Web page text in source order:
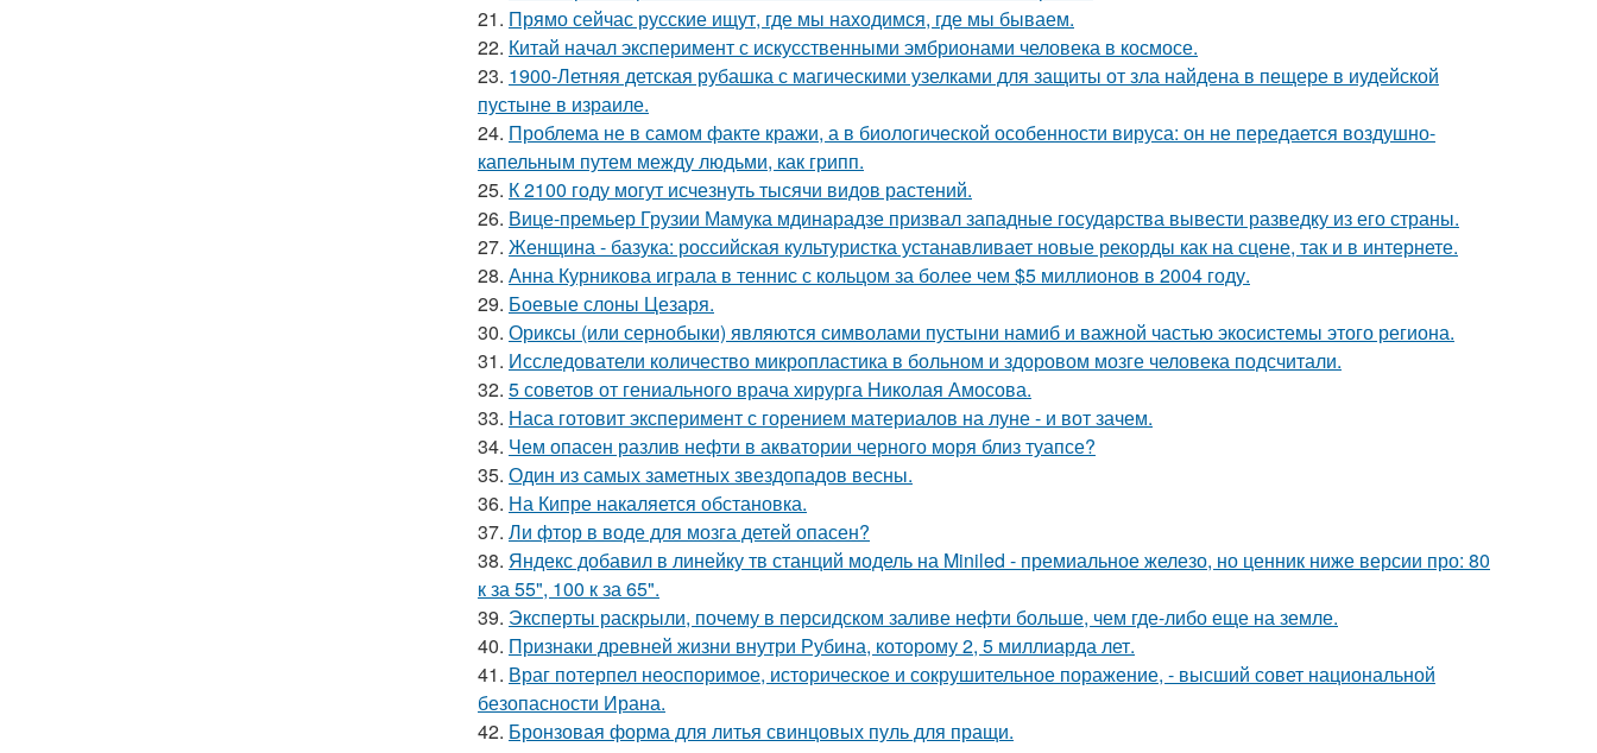
21. Прямо сейчас русские ищут, где мы находимся, где мы бываем.
22. Китай начал эксперимент с искусственными эмбрионами человека в космосе.
23. 1900-Летняя детская рубашка с магическими узелками для защиты от зла найдена в пещере в иудейской
пустыне в израиле.
24. Проблема не в самом факте кражи, а в биологической особенности вируса: он не передается воздушно-
капельным путем между людьми, как грипп.
25. К 2100 году могут исчезнуть тысячи видов растений.
26. Вице-премьер Грузии Мамука мдинарадзе призвал западные государства вывести разведку из его страны.
27. Женщина - базука: российская культуристка устанавливает новые рекорды как на сцене, так и в интернете.
28. Анна Курникова играла в теннис с кольцом за более чем $5 миллионов в 2004 году.
29. Боевые слоны Цезаря.
30. Ориксы (или сернобыки) являются символами пустыни намиб и важной частью экосистемы этого региона.
31. Исследователи количество микропластика в больном и здоровом мозге человека подсчитали.
32. 5 советов от гениального врача хирурга Николая Амосова.
33. Наса готовит эксперимент с горением материалов на луне - и вот зачем.
34. Чем опасен разлив нефти в акватории черного моря близ туапсе?
35. Один из самых заметных звездопадов весны.
36. На Кипре накаляется обстановка.
37. Ли фтор в воде для мозга детей опасен?
38. Яндекс добавил в линейку тв станций модель на Miniled - премиальное железо, но ценник ниже версии про: 80
к за 55", 100 к за 65".
39. Эксперты раскрыли, почему в персидском заливе нефти больше, чем где-либо еще на земле.
40. Признаки древней жизни внутри Рубина, которому 2, 5 миллиарда лет.
41. Враг потерпел неоспоримое, историческое и сокрушительное поражение, - высший совет национальной
безопасности Ирана.
42. Бронзовая форма для литья свинцовых пуль для пращи.